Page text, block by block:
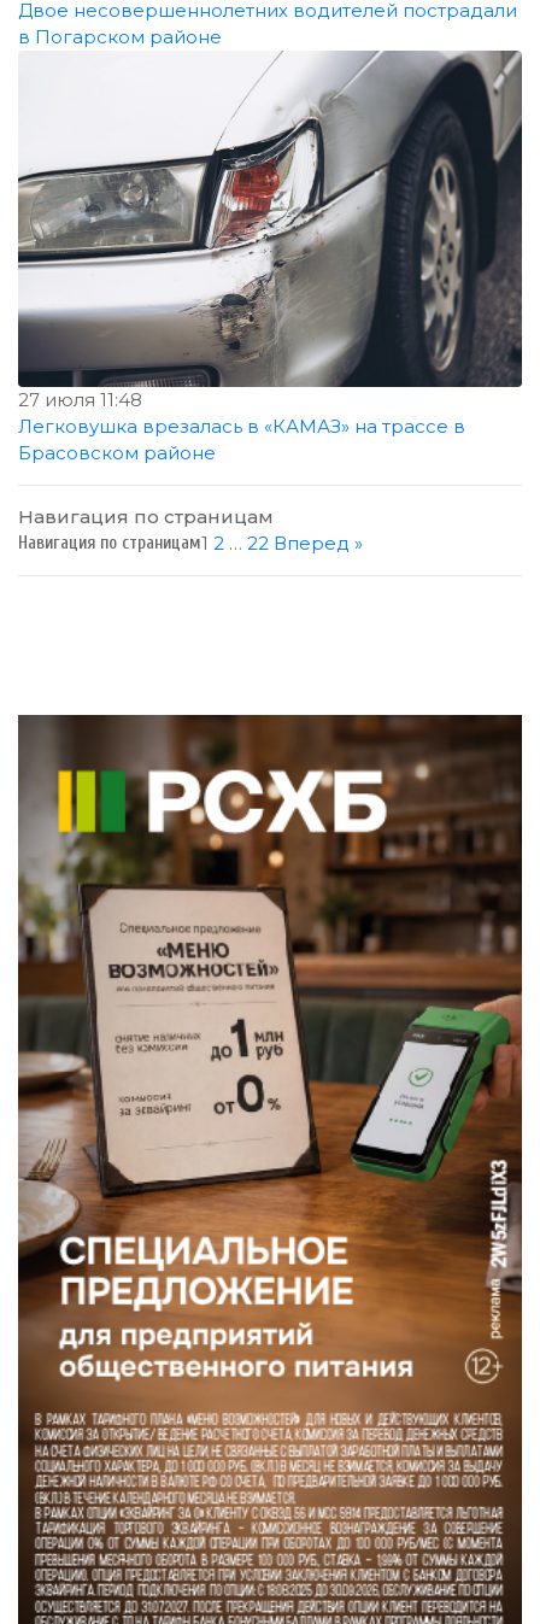
Двое несовершеннолетних водителей пострадали
в Погарском районе
27 июля 11:48
Легковушка врезалась в «КАМАЗ» на трассе в
Брасовском районе
Навигация по страницам
Навигация по страницам1 2 … 22 Вперед »